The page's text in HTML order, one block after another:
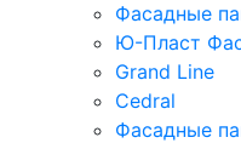
Фасадные
Ю-Пласт
Grand Line
Cedral
Фасадные